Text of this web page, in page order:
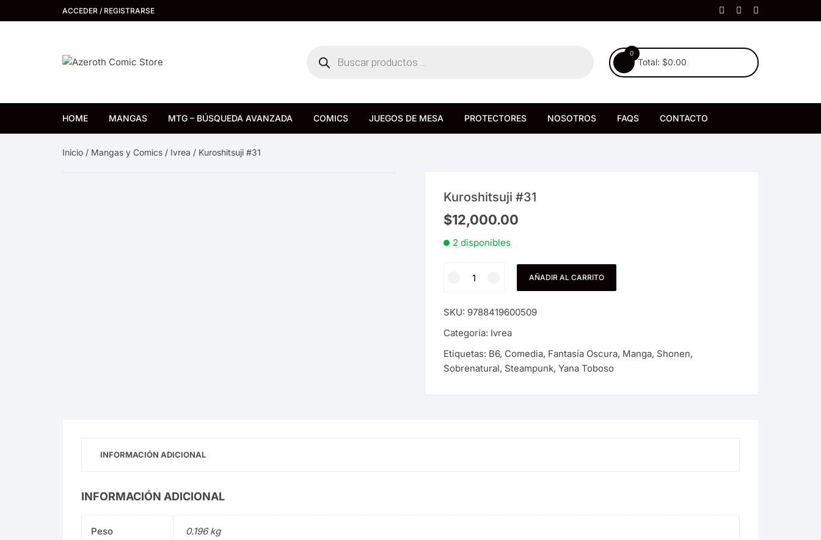
al
ACCEDER / REGISTRARSE
0
Total: $0.00
HOME MANGAS
Distrito Manga
MTG – BÚSQUEDA AVANZADA COMICS JUEGOS DE MESA PROTECTORES NOSOTROS FAQS CONTACTO
Inicio / Mangas y Comics / Ivrea / Kuroshitsuji #31
Kuroshitsuji #31
$12,000.00
2 disponibles
AÑADIR AL CARRITO
SKU: 9788419600509
Categoría: Ivrea
Etiquetas: B6, Comedia, Fantasía Oscura, Manga, Shonen,
Sobrenatural, Steampunk, Yana Toboso
INFORMACIÓN ADICIONAL
INFORMACIÓN ADICIONAL
Peso 0.196 kg